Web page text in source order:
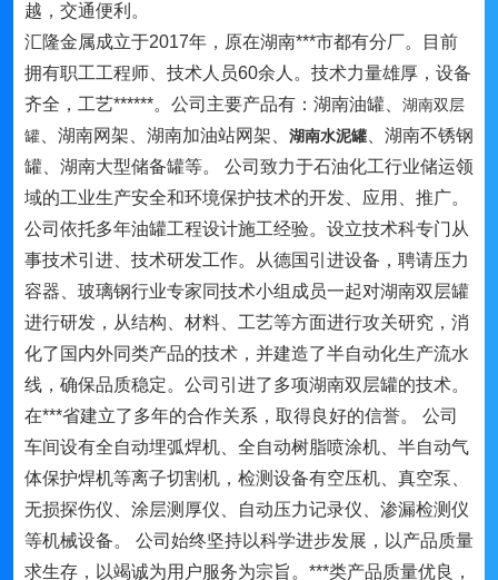
越，交通便利。
汇隆金属成立于2017年，原在湖南***市都有分厂。目前
拥有职工工程师、技术人员60余人。技术力量雄厚，设备
齐全，工艺******。公司主要产品有：湖南油罐、 湖南双层
罐 、湖南网架、湖南加油站网架、 湖南水泥罐 、湖南不锈钢
罐、湖南大型储备罐等。 公司致力于石油化工行业储运领
域的工业生产安全和环境保护技术的开发、应用、推广。
公司依托多年油罐工程设计施工经验。设立技术科专门从
事技术引进、技术研发工作。从德国引进设备，聘请压力
容器、玻璃钢行业专家同技术小组成员一起对湖南双层罐
进行研发，从结构、材料、工艺等方面进行攻关研究，消
化了国内外同类产品的技术，并建造了半自动化生产流水
线，确保品质稳定。公司引进了多项湖南双层罐的技术。
在***省建立了多年的合作关系，取得良好的信誉。 公司
车间设有全自动埋弧焊机、全自动树脂喷涂机、半自动气
体保护焊机等离子切割机，检测设备有空压机、真空泵、
无损探伤仪、涂层测厚仪、自动压力记录仪、渗漏检测仪
等机械设备。 公司始终坚持以科学进步发展，以产品质量
求生存，以竭诚为用户服务为宗旨。***类产品质量优良，